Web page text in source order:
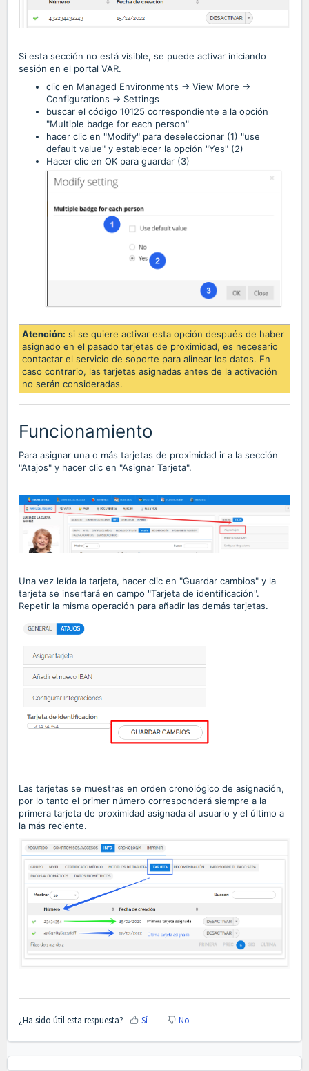
Si esta sección no está visible, se puede activar iniciando
sesión en el portal VAR.
clic en Managed Environments -> View More ->
Configurations -> Settings
buscar el código 10125 correspondiente a la opción
"Multiple badge for each person"
hacer clic en "Modify" para deseleccionar (1) "use
default value" y establecer la opción "Yes" (2)
Hacer clic en OK para guardar (3)
Atención: si se quiere activar esta opción después de haber
asignado en el pasado tarjetas de proximidad, es necesario
contactar el servicio de soporte para alinear los datos. En
caso contrario, las tarjetas asignadas antes de la activación
no serán consideradas.
Funcionamiento
Para asignar una o más tarjetas de proximidad ir a la sección
"Atajos" y hacer clic en "Asignar Tarjeta".
Una vez leída la tarjeta, hacer clic en "Guardar cambios" y la
tarjeta se insertará en campo "Tarjeta de identificación".
Repetir la misma operación para añadir las demás tarjetas.
Las tarjetas se muestras en orden cronológico de asignación,
por lo tanto el primer número corresponderá siempre a la
primera tarjeta de proximidad asignada al usuario y el último a
la más reciente.
¿Ha sido útil esta respuesta? Sí No